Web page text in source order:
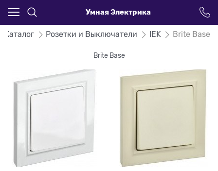
Умная Электрика
Каталог Розетки и Выключатели IEK Brite Base
Brite Base